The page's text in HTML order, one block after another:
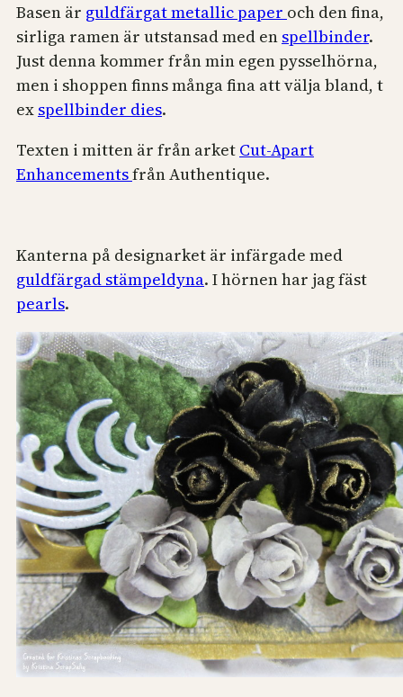
Basen är guldfärgat metallic paper och den fina,
sirliga ramen är utstansad med en spellbinder.
Just denna kommer från min egen pysselhörna,
men i shoppen finns många fina att välja bland, t
ex spellbinder dies.
Texten i mitten är från arket Cut-Apart
Enhancementsfrån Authentique.
Kanterna på designarket är infärgade med
guldfärgad stämpeldyna. I hörnen har jag fäst
pearls.